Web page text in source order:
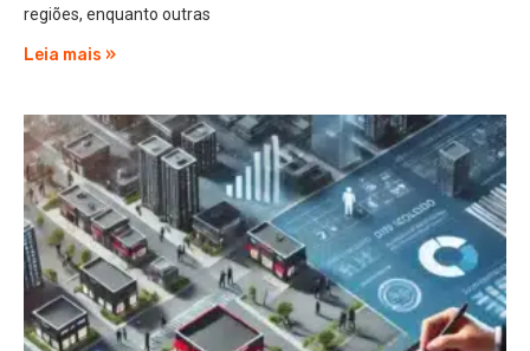
regiões, enquanto outras
Leia mais »